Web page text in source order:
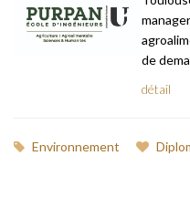
de
détail
Environnement